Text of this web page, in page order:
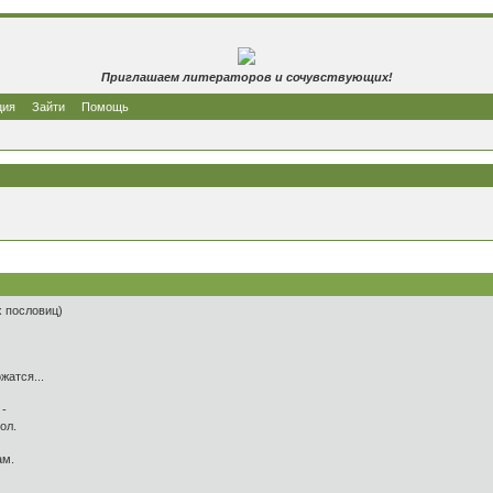
Приглашаем литераторов и сочувствующих!
Зайти Помощь
-